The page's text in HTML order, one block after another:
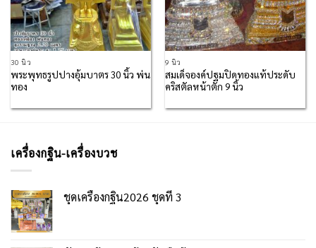
30 นิ้ว
พระพุทธรูปปางอุ้มบาตร 30 นิ้ว พ่น
ทอง
9 นิ้ว
สมเด็จองค์ปฐมปิดทองแท้ประดับ
คริสตัลหน้าตัก 9 นิ้ว
เครื่องกฐิน-เครื่องบวช
ชุดเครื่องกฐิน2026 ชุดที่ 3